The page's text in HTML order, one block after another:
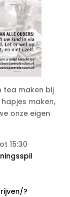
tea maken bij
maken,
onze eigen
15:30
?